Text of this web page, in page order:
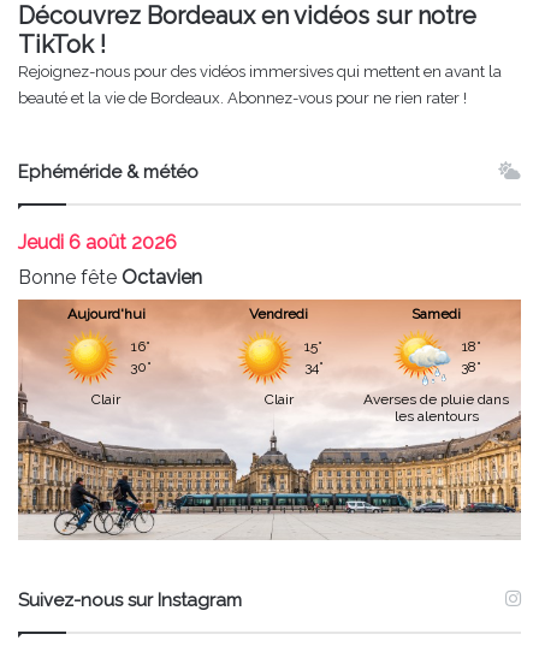
Découvrez Bordeaux en vidéos sur notre
TikTok !
Rejoignez-nous pour des vidéos immersives qui mettent en avant la
beauté et la vie de Bordeaux. Abonnez-vous pour ne rien rater !
Ephéméride & météo
Jeudi 6 août 2026
Bonne fête Octavien
Aujourd'hui
16°
30°
Clair
Vendredi
15°
34°
Clair
Samedi
18°
38°
Averses de pluie dans
les alentours
Suivez-nous sur Instagram